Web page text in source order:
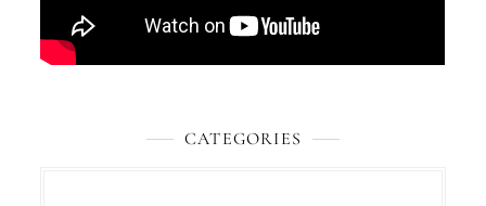
CATEGORIES